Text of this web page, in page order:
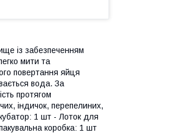
із забезпеченням
мити та
повертання яйця
вода. За
протягом
індичок, перепелиних,
1 шт - Лоток для
коробка: 1 шт